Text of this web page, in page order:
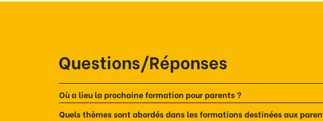
Questions/Réponses
Où a lieu la prochaine formation pour parents ?
Quels thèmes sont abordés dans les formations destinées aux